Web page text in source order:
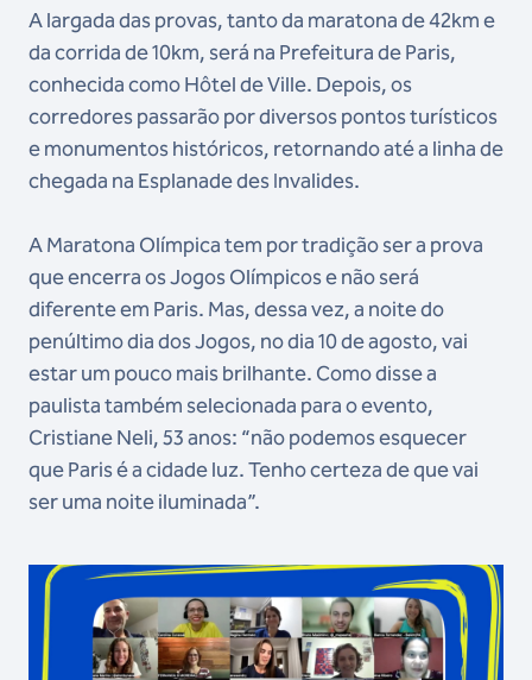
A largada das provas, tanto da maratona de 42km e
da corrida de 10km, será na Prefeitura de Paris,
conhecida como Hôtel de Ville. Depois, os
corredores passarão por diversos pontos turísticos
e monumentos históricos, retornando até a linha de
chegada na Esplanade des Invalides.
A Maratona Olímpica tem por tradição ser a prova
que encerra os Jogos Olímpicos e não será
diferente em Paris. Mas, dessa vez, a noite do
penúltimo dia dos Jogos, no dia 10 de agosto, vai
estar um pouco mais brilhante. Como disse a
paulista também selecionada para o evento,
Cristiane Neli, 53 anos: “não podemos esquecer
que Paris é a cidade luz. Tenho certeza de que vai
ser uma noite iluminada”.